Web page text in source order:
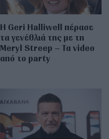
Η Geri Halliwell πέρασε
τα γενέθλιά της με τη
Meryl Streep – Τα video
από το party